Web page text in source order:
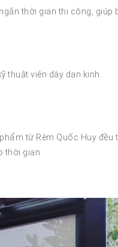
thời gian thi công, giúp
thuật viên dày dạn kinh
từ Rèm Quốc Huy đều
thời gian.